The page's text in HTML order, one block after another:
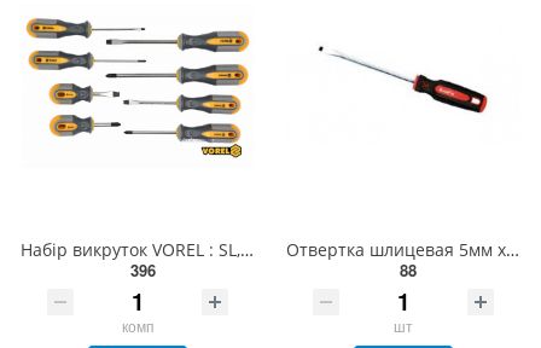
Набір викруток VOREL : SL, PH, Cr-V, 8 шт [6/24] 60782
396
комп
Отвертка шлицевая 5мм х 75мм AmPro T32204
88
шт